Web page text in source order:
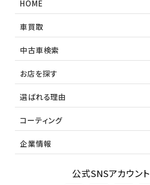
HOME
車買取
中古車検索
お店を探す
選ばれる理由
コーティング
企業情報
公式SNSアカウント